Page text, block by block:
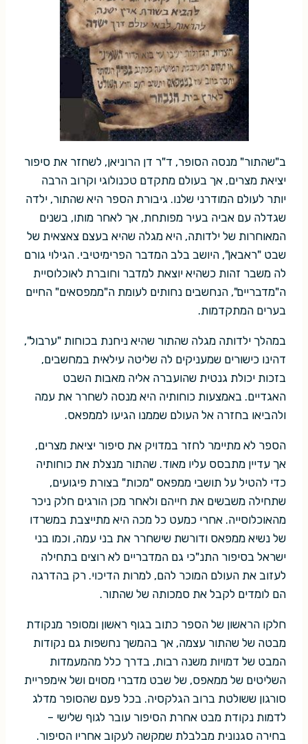
ב"שהתור" מנסה הסופר, ד"ר דן הרוניאן, לשחזר את סיפור
יציאת מצרים, אך בעולם מתקדם טכנולוגי וקרוב הרבה
יותר לעולם המודרני שלנו. גיבורת הספר היא שהתור, ילדה
שגדלה עם אביה בעיר מפותחת, אך לאחר מותו, בשנים
המאוחרות של ילדותה, היא מגלה שהיא בעצם צאצאית של
שבט "ראבאן", היושב בלב המדבר הפרימיטיבי. הגילוי גורם
לה משבר זהות כשהיא יוצאת למדבר וחוברת לאוכלוסיית
ה"מדבריים", הנחשבים נחותים לעומת ה"ממפסאים" החיים
בערים המתקדמות.
במהלך ילדותה מגלה שהתור שהיא ניחנת בכוחות "ערבול",
דהינו כישורים שמעניקים לה שליטה עילאית במחשבים,
בזכות יכולת גנטית שהועברה אליה מאבות השבט
האגדיים. באמצעות כוחותיה היא מנסה לשחרר את עמה
ולהביאו בחזרה אל העולם שממנו הגיעו לממפאס.
הספר לא מתיימר לחזר במדויק את סיפור יציאת מצרים,
אך עדיין מתבסס עליו מאוד. שהתור מנצלת את כוחותיה
כדי להטיל על תושבי ממפאס "מכות" בצורת פיגועים,
שתחילה משבשים את חייהם ולאחר מכן הורגים חלק ניכר
מהאוכלוסייה. אחרי כמעט כל מכה היא מתייצבת במשרדו
של נשיא ממפאס ודורשת שישחרר את בני עמה, וכמו בני
ישראל בסיפור התנ"כי גם המדבריים לא רוצים בתחילה
לעזוב את העולם המוכר להם, למרות הדיכוי. רק בהדרגה
הם לומדים לקבל את סמכותה של שהתור.
חלקו הראשון של הספר כתוב בגוף ראשון ומסופר מנקודת
מבטה של שהתור עצמה, אך בהמשך נחשפות גם נקודות
המבט של דמויות משנה רבות, בדרך כלל מהמעמדות
השליטים של ממאפס, של שבט מדברי מסוים ושל אימפריית
סורגון ששולטת ברוב הגלקסיה. בכל פעם שהסופר מדלג
לדמות נקודת מבט אחרת הסיפור עובר לגוף שלישי –
בחירה סגנונית מבלבלת שמקשה לעקוב אחריו הסיפור.